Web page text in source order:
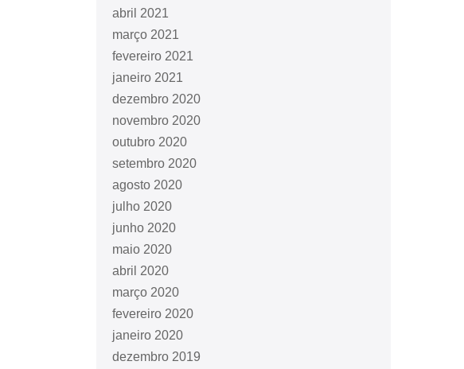
abril 2021
março 2021
fevereiro 2021
janeiro 2021
dezembro 2020
novembro 2020
outubro 2020
setembro 2020
agosto 2020
julho 2020
junho 2020
maio 2020
abril 2020
março 2020
fevereiro 2020
janeiro 2020
dezembro 2019